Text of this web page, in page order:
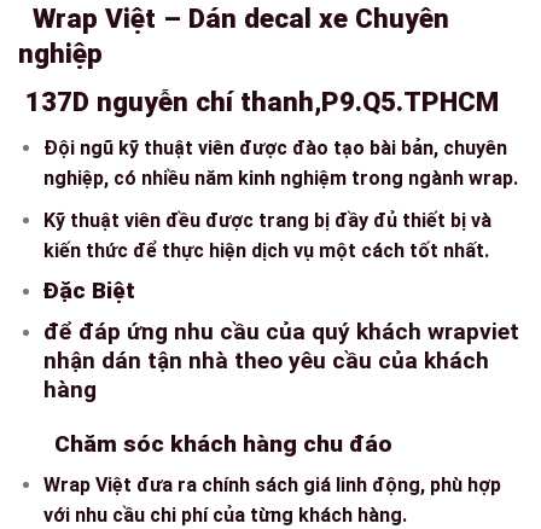
Wrap Việt – Dán decal xe Chuyên
nghiệp
137D nguyễn chí thanh,P9.Q5.TPHCM
Đội ngũ kỹ thuật viên được đào tạo bài bản, chuyên
nghiệp, có nhiều năm kinh nghiệm trong ngành wrap.
Kỹ thuật viên đều được trang bị đầy đủ thiết bị và
kiến thức để thực hiện dịch vụ một cách tốt nhất.
Đặc Biệt
để đáp ứng nhu cầu của quý khách wrapviet
nhận dán tận nhà theo yêu cầu của khách
hàng
Chăm sóc khách hàng chu đáo
Wrap Việt đưa ra chính sách giá linh động, phù hợp
với nhu cầu chi phí của từng khách hàng.